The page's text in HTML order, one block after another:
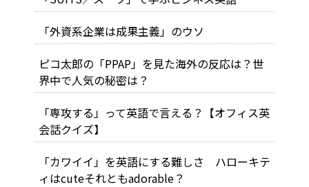
「外資系企業は成果主義」のウソ
ピコ太郎の「PPAP」を見た海外の反応は？世
界中で人気の秘密は？
「専攻する」って英語で言える？【オフィス英
会話クイズ】
「カワイイ」を英語にする難しさ ハローキテ
ィはcuteそれともadorable？